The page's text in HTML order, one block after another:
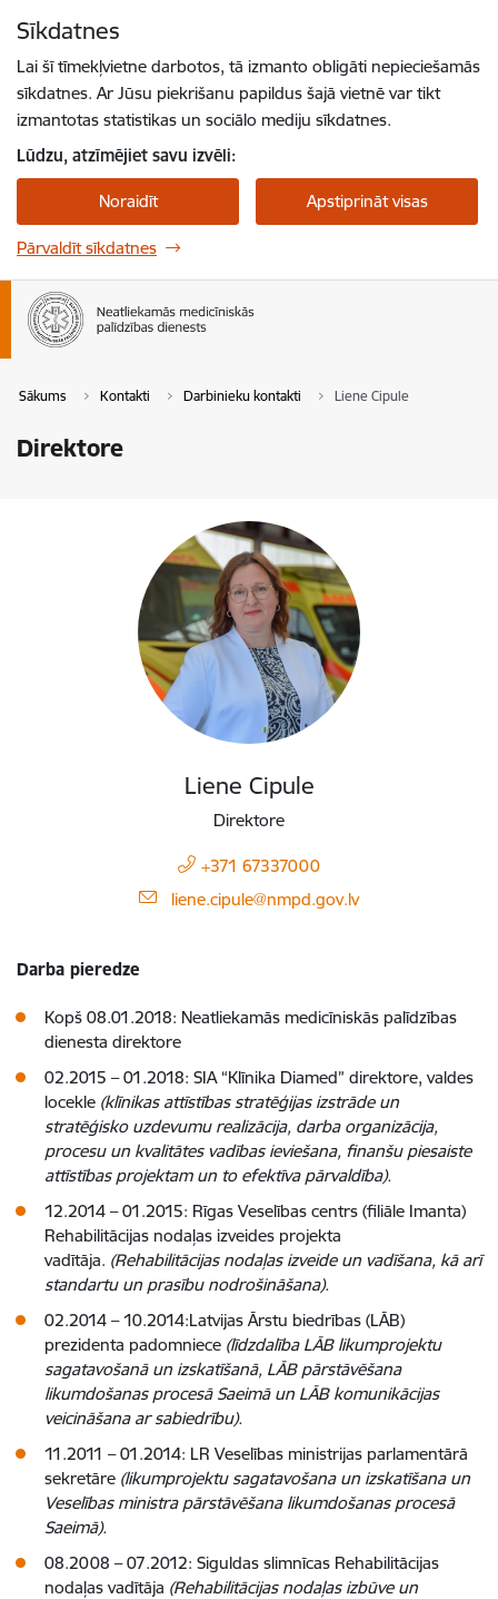
Sīkdatnes
Lai šī tīmekļvietne darbotos, tā izmanto obligāti nepieciešamās
sīkdatnes. Ar Jūsu piekrišanu papildus šajā vietnē var tikt
izmantotas statistikas un sociālo mediju sīkdatnes.
Lūdzu, atzīmējiet savu izvēli:
Noraidīt Apstiprināt visas
Pārvaldīt sīkdatnes
Sākums Kontakti Darbinieku kontakti Liene Cipule
Direktore
Liene Cipule
Direktore
+371 67337000
E-pasts:
liene.cipule@nmpd.gov.lv
Darba pieredze
Kopš 08.01.2018: Neatliekamās medicīniskās palīdzības
dienesta direktore
02.2015 – 01.2018: SIA “Klīnika Diamed” direktore, valdes
locekle (klīnikas attīstības stratēģijas izstrāde un
stratēģisko uzdevumu realizācija, darba organizācija,
procesu un kvalitātes vadības ieviešana, finanšu piesaiste
attīstības projektam un to efektīva pārvaldība).
12.2014 – 01.2015: Rīgas Veselības centrs (filiāle Imanta)
Rehabilitācijas nodaļas izveides projekta
vadītāja. (Rehabilitācijas nodaļas izveide un vadīšana, kā arī
standartu un prasību nodrošināšana).
02.2014 – 10.2014:Latvijas Ārstu biedrības (LĀB)
prezidenta padomniece (līdzdalība LĀB likumprojektu
sagatavošanā un izskatīšanā, LĀB pārstāvēšana
likumdošanas procesā Saeimā un LĀB komunikācijas
veicināšana ar sabiedrību).
11.2011 – 01.2014: LR Veselības ministrijas parlamentārā
sekretāre (likumprojektu sagatavošana un izskatīšana un
Veselības ministra pārstāvēšana likumdošanas procesā
Saeimā).
08.2008 – 07.2012: Siguldas slimnīcas Rehabilitācijas
nodaļas vadītāja (Rehabilitācijas nodaļas izbūve un